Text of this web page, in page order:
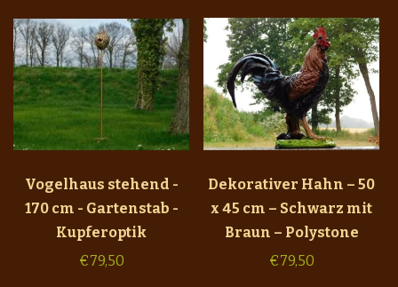
Vogelhaus stehend -
170 cm - Gartenstab -
Kupferoptik
€79,50
Dekorativer Hahn – 50
x 45 cm – Schwarz mit
Braun – Polystone
€79,50